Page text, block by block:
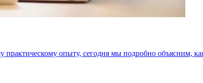
практическому опыту, сегодня мы подробно объясним,